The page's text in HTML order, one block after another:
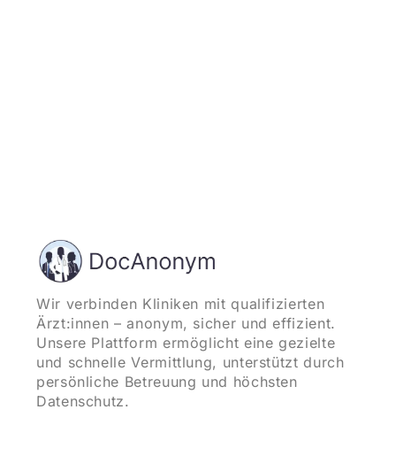
Wir verbinden Kliniken mit qualifizierten
Ärzt:innen – anonym, sicher und effizient.
Unsere Plattform ermöglicht eine gezielte
und schnelle Vermittlung, unterstützt durch
persönliche Betreuung und höchsten
Datenschutz.